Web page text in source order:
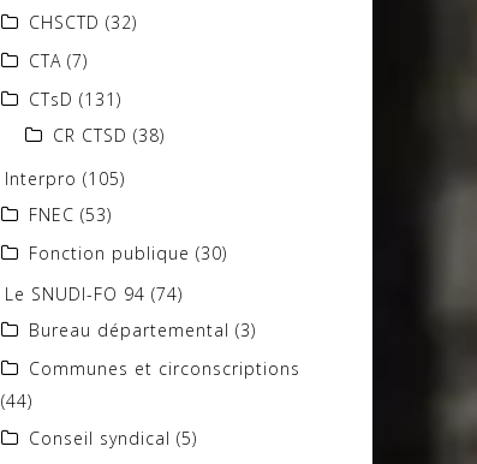
CHSCTD (32)
CTA (7)
CTsD (131)
CR CTSD (38)
Interpro (105)
FNEC (53)
Fonction publique (30)
Le SNUDI-FO 94 (74)
Bureau départemental (3)
Communes et circonscriptions
(44)
Conseil syndical (5)